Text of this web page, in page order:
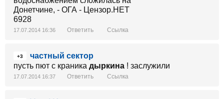
17.07.2014 16:36 Ответить Ссылка
+3
частный сектор
пусть пют с краника дыркина ! заслужили
17.07.2014 16:37 Ответить Ссылка